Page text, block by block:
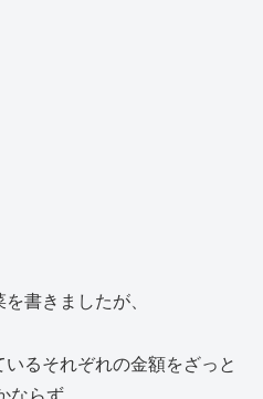
書きましたが、
るそれぞれの金額をざっと
らず、